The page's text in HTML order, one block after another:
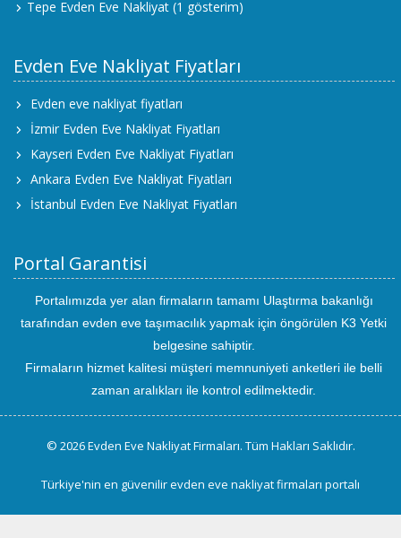
Tepe Evden Eve Nakliyat (1 gösterim)
Evden Eve Nakliyat Fiyatları
Evden eve nakliyat fiyatları
İzmir Evden Eve Nakliyat Fiyatları
Kayseri Evden Eve Nakliyat Fiyatları
Ankara Evden Eve Nakliyat Fiyatları
İstanbul Evden Eve Nakliyat Fiyatları
Portal Garantisi
Portalımızda yer alan firmaların tamamı Ulaştırma bakanlığı
tarafından evden eve taşımacılık yapmak için öngörülen K3 Yetki
belgesine sahiptir.
Firmaların hizmet kalitesi müşteri memnuniyeti anketleri ile belli
zaman aralıkları ile kontrol edilmektedir.
© 2026 Evden Eve Nakliyat Firmaları. Tüm Hakları Saklıdır.
Türkiye'nin en güvenilir evden eve nakliyat firmaları portalı